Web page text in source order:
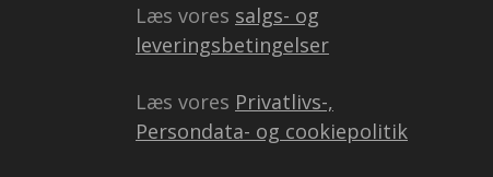
Læs vores salgs- og
leveringsbetingelser
Læs vores Privatlivs-,
Persondata- og cookiepolitik